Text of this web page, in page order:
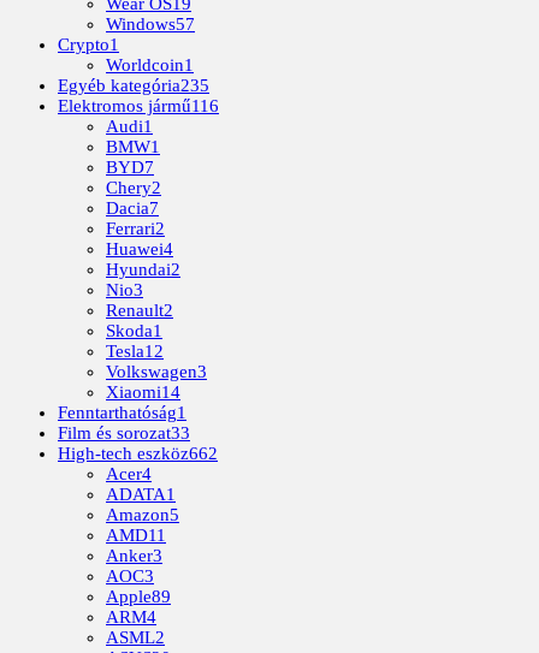
Wear OS19
Windows57
Crypto1
Worldcoin1
Egyéb kategória235
Elektromos jármű116
Audi1
BMW1
BYD7
Chery2
Dacia7
Ferrari2
Huawei4
Hyundai2
Nio3
Renault2
Skoda1
Tesla12
Volkswagen3
Xiaomi14
Fenntarthatóság1
Film és sorozat33
High-tech eszköz662
Acer4
ADATA1
Amazon5
AMD11
Anker3
AOC3
Apple89
ARM4
ASML2